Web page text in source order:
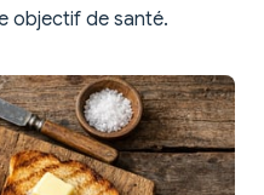
objectif de santé.